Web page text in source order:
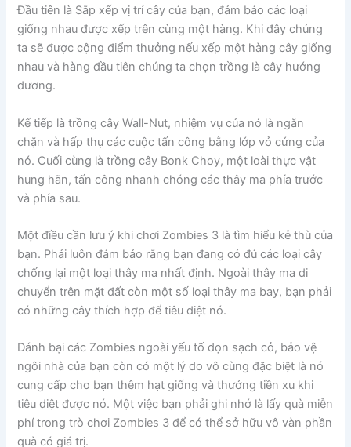
Đầu tiên là Sắp xếp vị trí cây của bạn, đảm bảo các loại
giống nhau được xếp trên cùng một hàng. Khi đây chúng
ta sẽ được cộng điểm thưởng nếu xếp một hàng cây giống
nhau và hàng đầu tiên chúng ta chọn trồng là cây hướng
dương.
Kế tiếp là trồng cây Wall-Nut, nhiệm vụ của nó là ngăn
chặn và hấp thụ các cuộc tấn công bằng lớp vỏ cứng của
nó. Cuối cùng là trồng cây Bonk Choy, một loài thực vật
hung hãn, tấn công nhanh chóng các thây ma phía trước
và phía sau.
Một điều cần lưu ý khi chơi Zombies 3 là tìm hiểu kẻ thù của
bạn. Phải luôn đảm bảo rằng bạn đang có đủ các loại cây
chống lại một loại thây ma nhất định. Ngoài thây ma di
chuyển trên mặt đất còn một số loại thây ma bay, bạn phải
có những cây thích hợp để tiêu diệt nó.
Đánh bại các Zombies ngoài yếu tố dọn sạch cỏ, bảo vệ
ngôi nhà của bạn còn có một lý do vô cùng đặc biệt là nó
cung cấp cho bạn thêm hạt giống và thưởng tiền xu khi
tiêu diệt được nó. Một việc bạn phải ghi nhớ là lấy quà miễn
phí trong trò chơi Zombies 3 để có thể sở hữu vô vàn phần
quà có giá trị.